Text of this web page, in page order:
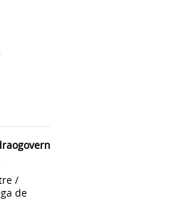
html/com_content/
/
de